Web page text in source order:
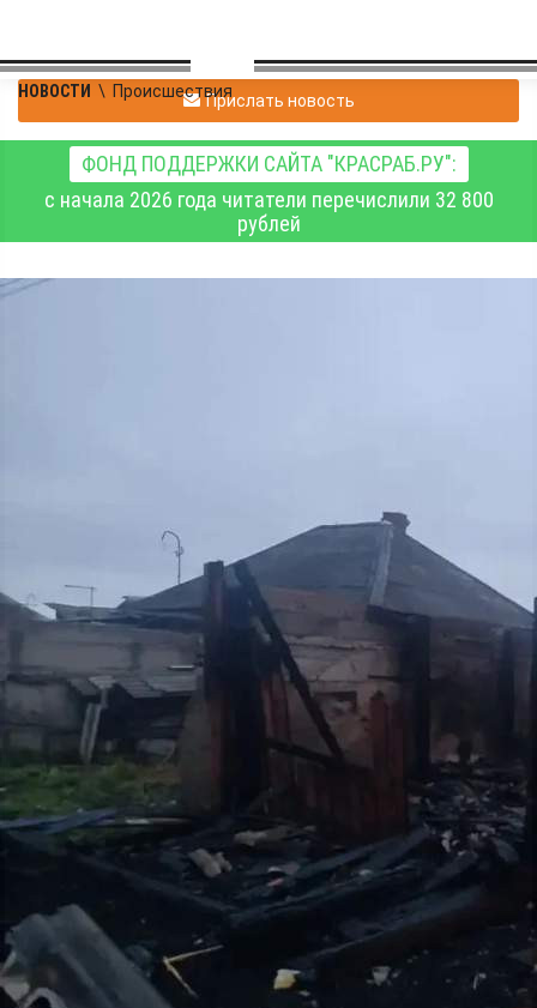
НОВОСТИ \ ПроисшествияПрислать новость
ФОНД ПОДДЕРЖКИ САЙТА "КРАСРАБ.РУ":
с начала 2026 года читатели перечислили 32 800
рублей
В городе Назарово
14.05.2026 11:12
385